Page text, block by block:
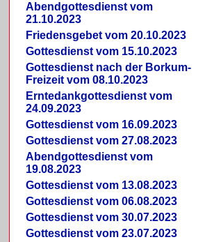
Abendgottesdienst vom
21.10.2023
Friedensgebet vom 20.10.2023
Gottesdienst vom 15.10.2023
Gottesdienst nach der Borkum-
Freizeit vom 08.10.2023
Erntedankgottesdienst vom
24.09.2023
Gottesdienst vom 16.09.2023
Gottesdienst vom 27.08.2023
Abendgottesdienst vom
19.08.2023
Gottesdienst vom 13.08.2023
Gottesdienst vom 06.08.2023
Gottesdienst vom 30.07.2023
Gottesdienst vom 23.07.2023